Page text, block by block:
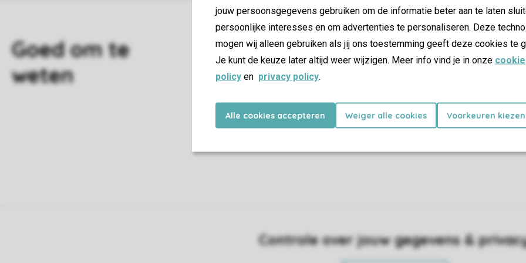
jouw persoonsgegevens gebruiken om de informatie beter aan te laten
persoonlijke interesses en om advertenties te personaliseren. Deze
mogen wij alleen gebruiken als jij ons toestemming geeft deze cookies te
Je kunt de keuze later altijd weer wijzigen. Meer info vind je in onze cookie
policy en privacy policy.
Alle cookies accepteren Weiger alle cookies Voorkeuren kiezen
Wifi
Huisdieren
Controle over jouw gegevens &